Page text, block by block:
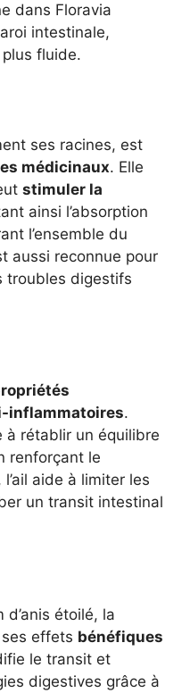
dans Floravia
intestinale,
fluide.
ses racines, est
médicinaux. Elle
stimuler la
ainsi l’absorption
l’ensemble du
aussi reconnue pour
troubles digestifs
inflammatoires.
à rétablir un équilibre
renforçant le
aide à limiter les
un transit intestinal
étoilé, la
effets bénéfiques
le transit et
digestives grâce à